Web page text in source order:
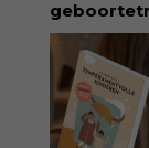
filosoof en
onrecht